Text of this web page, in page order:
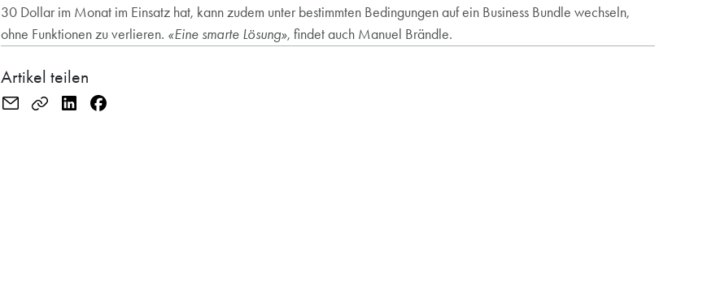
30 Dollar im Monat im Einsatz hat, kann zudem unter bestimmten Bedingungen auf ein Business Bundle wechseln,
ohne Funktionen zu verlieren. «Eine smarte Lösung», findet auch Manuel Brändle.
Artikel teilen